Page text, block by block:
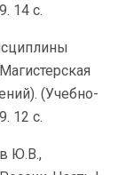
14 с.
(Учебно-
12 с.
Ю.В.,